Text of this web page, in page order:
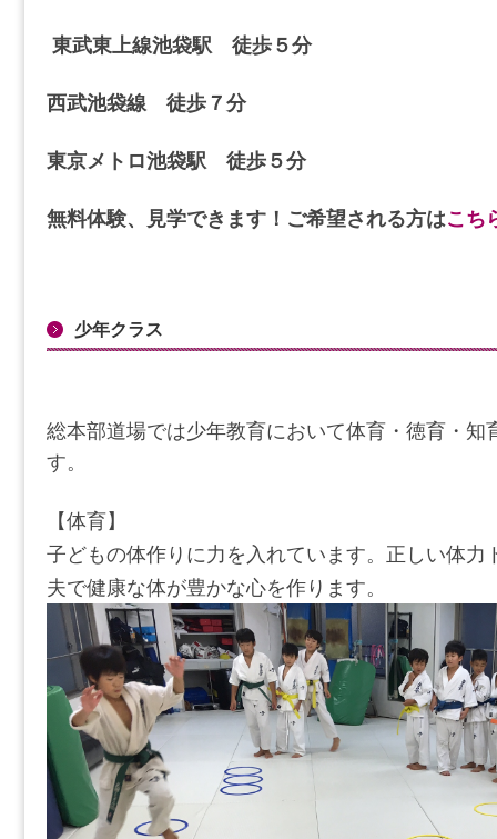
東武東上線池袋駅 徒歩５分
西武池袋線 徒歩７分
東京メトロ池袋駅 徒歩５分
無料体験、見学できます！ご希望される方はこち
少年クラス
総本部道場では少年教育において体育・徳育・知
す。
【体育】
子どもの体作りに力を入れています。正しい体力
夫で健康な体が豊かな心を作ります。